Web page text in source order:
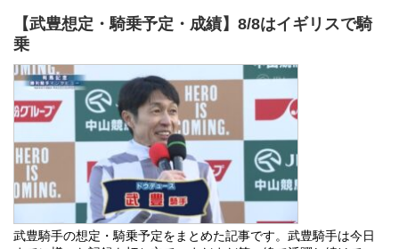
【武豊想定・騎乗予定・成績】8/8はイギリスで騎
乗
武豊騎手の想定・騎乗予定をまとめた記事です。武豊騎手は今日